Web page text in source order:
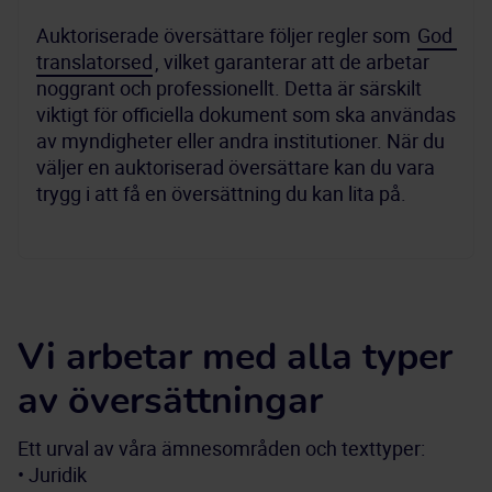
Auktoriserade översättare följer regler som God
translatorsed, vilket garanterar att de arbetar
noggrant och professionellt. Detta är särskilt
viktigt för officiella dokument som ska användas
av myndigheter eller andra institutioner. När du
väljer en auktoriserad översättare kan du vara
trygg i att få en översättning du kan lita på.
Vi arbetar med alla typer
av översättningar
Ett urval av våra ämnesområden och texttyper:
• Juridik